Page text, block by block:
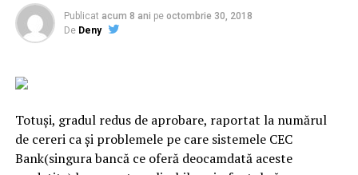
Publicat acum 8 ani pe octombrie 30, 2018
De Deny
Totuşi, gradul redus de aprobare, raportat la numărul
de cereri ca şi problemele pe care sistemele CEC
Bank(singura bancă ce oferă deocamdată aceste